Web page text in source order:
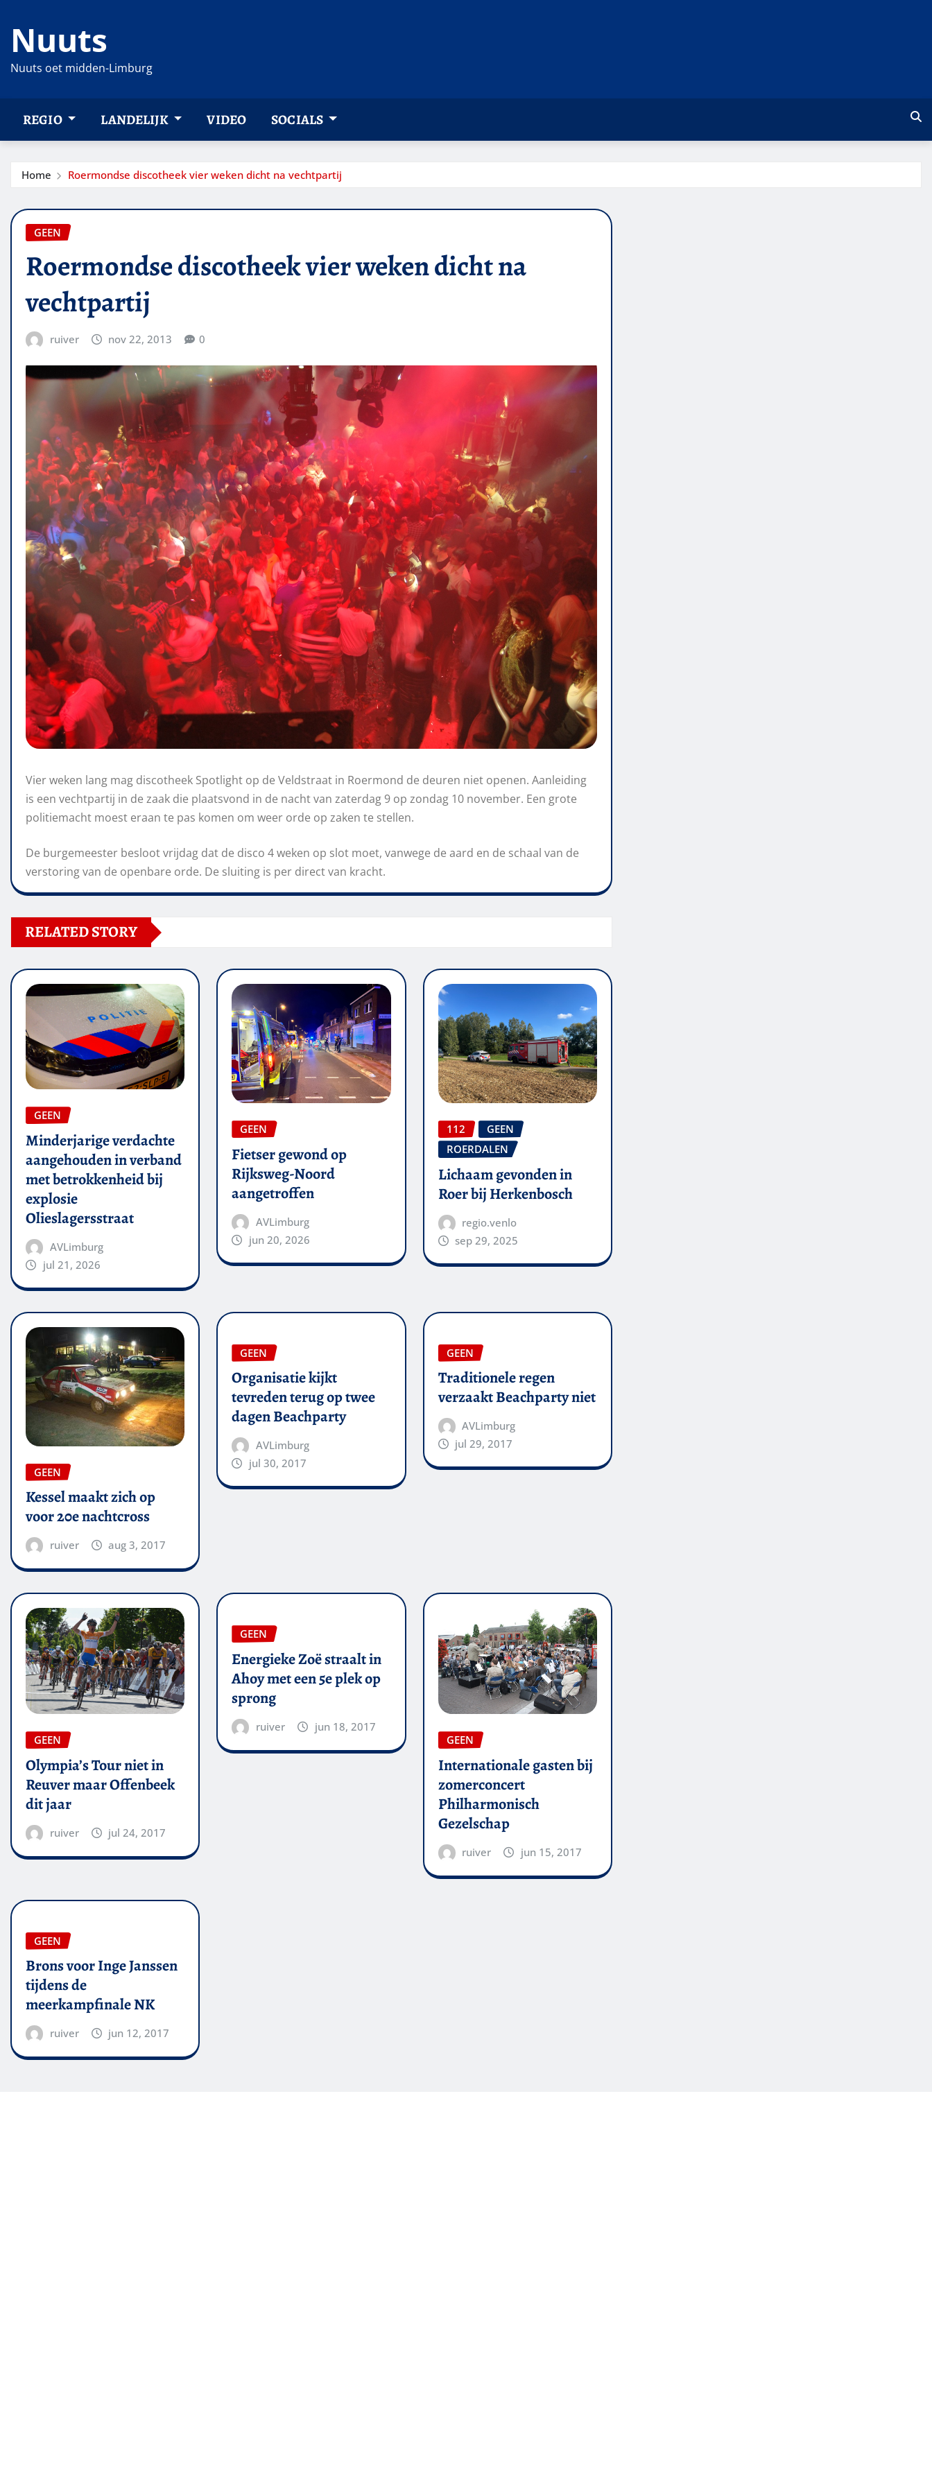
naar
inhoud
Nuuts
Nuuts oet midden-Limburg
REGIO LANDELIJK VIDEO SOCIALS
Home Roermondse discotheek vier weken dicht na vechtpartij
GEEN
Roermondse discotheek vier weken dicht na
vechtpartij
ruiver nov 22, 2013 0
Vier weken lang mag discotheek Spotlight op de Veldstraat in Roermond de deuren niet openen. Aanleiding
is een vechtpartij in de zaak die plaatsvond in de nacht van zaterdag 9 op zondag 10 november. Een grote
politiemacht moest eraan te pas komen om weer orde op zaken te stellen.
De burgemeester besloot vrijdag dat de disco 4 weken op slot moet, vanwege de aard en de schaal van de
verstoring van de openbare orde. De sluiting is per direct van kracht.
RELATED STORY
GEEN
Minderjarige verdachte
aangehouden in verband
met betrokkenheid bij
explosie
Olieslagersstraat
AVLimburg
jul 21, 2026
GEEN
Fietser gewond op
Rijksweg-Noord
aangetroffen
AVLimburg
jun 20, 2026
112
GEEN
ROERDALEN
Lichaam gevonden in
Roer bij Herkenbosch
regio.venlo
sep 29, 2025
GEEN
Kessel maakt zich op
voor 20e nachtcross
ruiver aug 3, 2017
GEEN
Organisatie kijkt
tevreden terug op twee
dagen Beachparty
AVLimburg
jul 30, 2017
GEEN
Traditionele regen
verzaakt Beachparty niet
AVLimburg
jul 29, 2017
GEEN
Olympia’s Tour niet in
Reuver maar Offenbeek
dit jaar
ruiver jul 24, 2017
GEEN
Energieke Zoë straalt in
Ahoy met een 5e plek op
sprong
ruiver
jun 18, 2017
GEEN
Internationale gasten bij
zomerconcert
Philharmonisch
Gezelschap
ruiver jun 15, 2017
GEEN
Brons voor Inge Janssen
tijdens de
meerkampfinale NK
ruiver jun 12, 2017